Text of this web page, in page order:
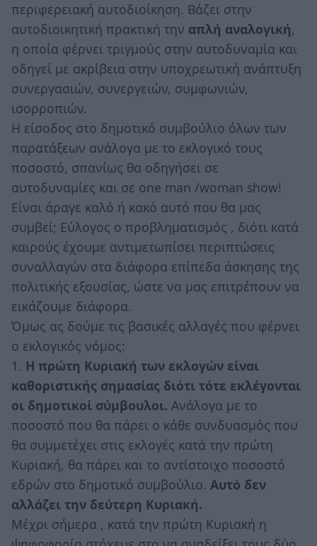
περιφερειακή αυτοδιοίκηση. Βάζει στην
αυτοδιοικητική πρακτική την απλή αναλογική,
η οποία φέρνει τριγμούς στην αυτοδυναμία και
οδηγεί με ακρίβεια στην υποχρεωτική ανάπτυξη
συνεργασιών, συνεργειών, συμφωνιών,
ισορροπιών.
Η είσοδος στο δημοτικό συμβούλιο όλων των
παρατάξεων ανάλογα με το εκλογικό τους
ποσοστό, σπανίως θα οδηγήσει σε
αυτοδυναμίες και σε one man /woman show!
Είναι άραγε καλό ή κακό αυτό που θα μας
συμβεί; Εύλογος ο προβληματισμός , διότι κατά
καιρούς έχουμε αντιμετωπίσει περιπτώσεις
συναλλαγών στα διάφορα επίπεδα άσκησης της
πολιτικής εξουσίας, ώστε να μας επιτρέπουν να
εικάζουμε διάφορα.
Όμως ας δούμε τις βασικές αλλαγές που φέρνει
ο εκλογικός νόμος:
1. Η πρώτη Κυριακή των εκλογών είναι
καθοριστικής σημασίας διότι τότε εκλέγονται
οι δημοτικοί σύμβουλοι. Ανάλογα με το
ποσοστό που θα πάρει ο κάθε συνδυασμός που
θα συμμετέχει στις εκλογές κατά την πρώτη
Κυριακή, θα πάρει και το αντίστοιχο ποσοστό
εδρών στο δημοτικό συμβούλιο. Αυτό δεν
αλλάζει την δεύτερη Κυριακή.
Μέχρι σήμερα , κατά την πρώτη Κυριακή η